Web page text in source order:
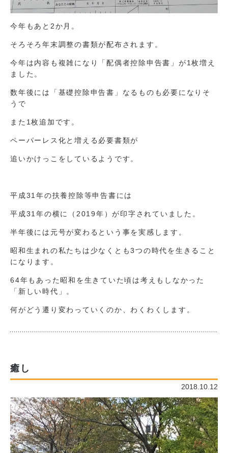
今年もあと2か月。
そろそろ年末調整の書類が配布されます。
今年は内容も複雑になり「配偶者控除申告書」が1枚増え
ました。
数年後には「基礎控除申告書」なるものも必要になりそ
うで
また1枚追加です。
ペーパーレス化と増える必要書類が
追いかけっこをしているようです。
平成31年の扶養控除等申告書には
平成31年の横に（2019年）が印字されていました。
半年後には元号が変わるという事を実感します。
昭和生まれの私たちは少なくとも3つの時代を生きること
になります。
64年もあった昭和を生きていた頃は考えもしなかった
「新しい時代」。
何がどう遷り変わっていくのか、わくわくします。
癒し
2018.10.12